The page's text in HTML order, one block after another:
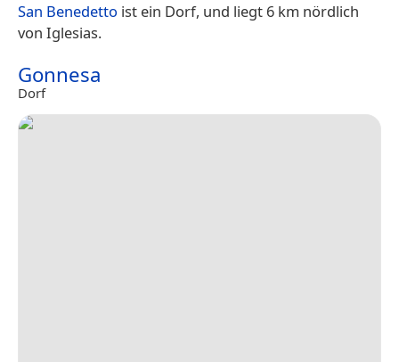
San Benedetto ist ein Dorf, und liegt 6 km nördlich
von Iglesias.
Gonnesa
Dorf